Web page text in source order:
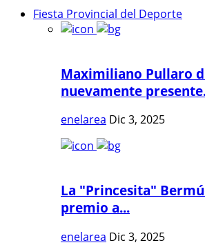
Fiesta Provincial del Deporte
Maximiliano Pullaro
nuevamente
enelarea Dic 3, 2025
La "Princesita"
premio a...
enelarea Dic 3, 2025